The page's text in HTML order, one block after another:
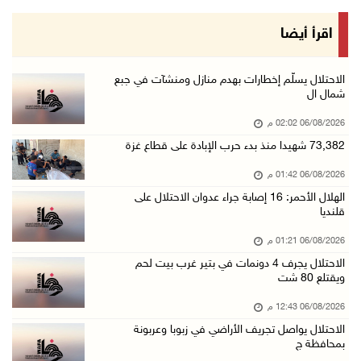
الحسيني يبحث مع ممثلة الهند لدى دولة فلسطين ت ...
إنجاز فلسطين تطلق معرض "Eco-Expo 2026" تتويجا ...
الاحتلال يجرف 4 دونمات في بتير غرب بيت لحم وي ...
"لجنة الانتخابات" وبرنامج الأمم المتحدة الإنم ...
06/آب/2026 12:36 م
الحصار يعيد صناعة الفخار إلى الواجهة في غزة
06/آب/2026 12:25 م
الاحتلال يواصل تجريف الأراضي في زبوبا وعربونة ...
اقرأ أيضا
الاحتلال يسلّم إخطارات بهدم منازل ومنشآت في جبع
شمال ال
06/08/2026 02:02 م
73,382 شهيدا منذ بدء حرب الإبادة على قطاع غزة
06/08/2026 01:42 م
الهلال الأحمر: 16 إصابة جراء عدوان الاحتلال على
قلنديا
06/08/2026 01:21 م
الاحتلال يجرف 4 دونمات في بتير غرب بيت لحم
ويقتلع 80 شت
06/08/2026 12:43 م
الاحتلال يواصل تجريف الأراضي في زبوبا وعربونة
بمحافظة ج